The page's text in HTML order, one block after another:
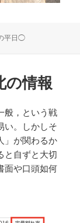
平日◯
の情報
般，という戦
い。しかしそ
」が関わるか
と自ずと大切
面や口頭如何